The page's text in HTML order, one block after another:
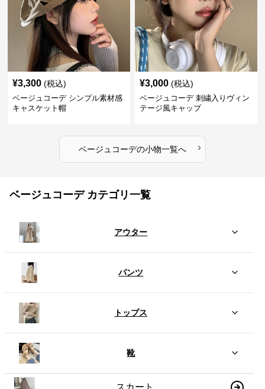
¥3,300 (税込)
ベージュコーデ シンプル素材感
キャスケット帽
¥3,000 (税込)
ベージュコーデ 刺繍入りヴィン
テージ風キャップ
ベージュコーデの小物一覧へ ›
ベージュコーデ カテゴリ一覧
アウター
パンツ
トップス
靴